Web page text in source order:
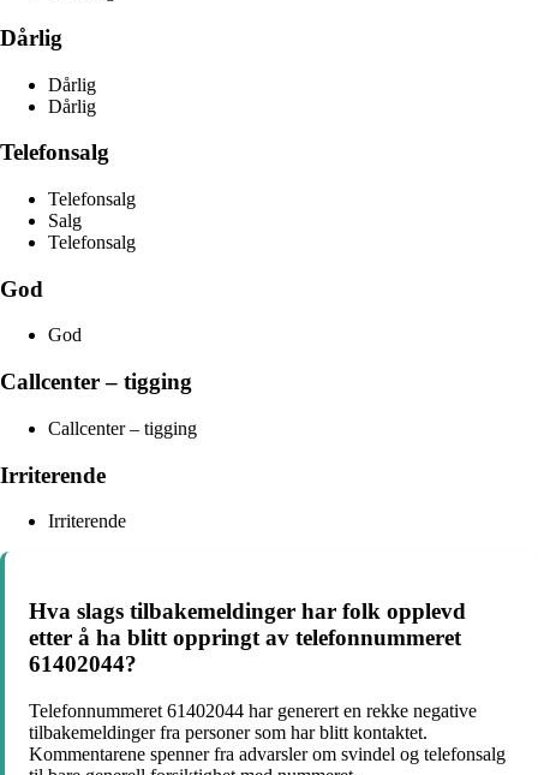
Dårlig
Dårlig
Dårlig
Telefonsalg
Telefonsalg
Salg
Telefonsalg
God
God
Callcenter – tigging
Callcenter – tigging
Irriterende
Irriterende
Hva slags tilbakemeldinger har folk opplevd
etter å ha blitt oppringt av telefonnummeret
61402044?
Telefonnummeret 61402044 har generert en rekke negative
tilbakemeldinger fra personer som har blitt kontaktet.
Kommentarene spenner fra advarsler om svindel og telefonsalg